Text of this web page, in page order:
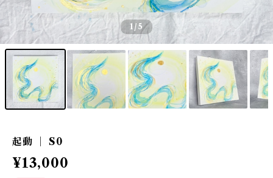
1/5
起動 ｜ S0
¥13,000